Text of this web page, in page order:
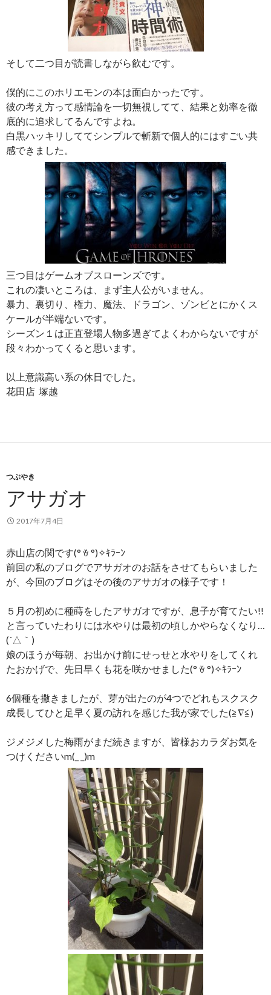
そして二つ目が読書しながら飲むです。
僕的にこのホリエモンの本は面白かったです。
彼の考え方って感情論を一切無視してて、結果と効率を徹
底的に追求してるんですよね。
白黒ハッキリしててシンプルで斬新で個人的にはすごい共
感できました。
三つ目はゲームオブスローンズです。
これの凄いところは、まず主人公がいません。
暴力、裏切り、権力、魔法、ドラゴン、ゾンビとにかくス
ケールが半端ないです。
シーズン１は正直登場人物多過ぎてよくわからないですが
段々わかってくると思います。
以上意識高い系の休日でした。
花田店 塚越
つぶやき
アサガオ
2017年7月4日
赤山店の関です(° ꈊ °)✧ｷﾗｰﾝ
前回の私のブログでアサガオのお話をさせてもらいました
が、今回のブログはその後のアサガオの様子です！
５月の初めに種蒔をしたアサガオですが、息子が育てたい!!
と言っていたわりには水やりは最初の頃しかやらなくなり…
(´△｀)
娘のほうが毎朝、お出かけ前にせっせと水やりをしてくれ
たおかげで、先日早くも花を咲かせました(° ꈊ °)✧ｷﾗｰﾝ
6個種を撒きましたが、芽が出たのが4つでどれもスクスク
成長してひと足早く夏の訪れを感じた我が家でした(≧∇≦)
ジメジメした梅雨がまだ続きますが、皆様おカラダお気を
つけくださいm(_ _)m